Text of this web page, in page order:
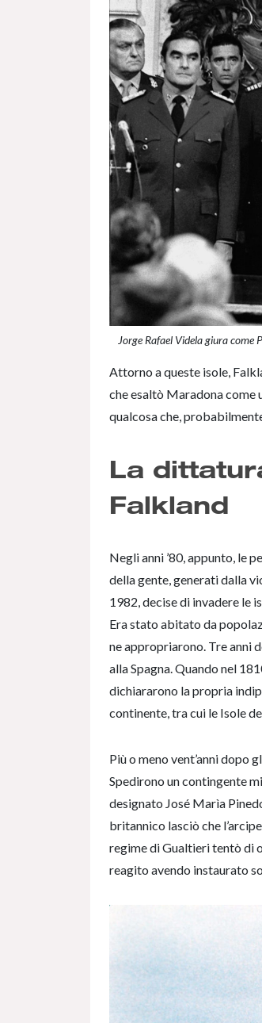
Jorge Rafael Videla giura
Attorno a queste isole,
che esaltò Maradona come
qualcosa che,
La
Falkland
Negli anni ’80, appunto, le
della gente, generati dalla
1982, decise di invadere le
Era stato abitato da
ne appropriarono. Tre anni
alla Spagna. Quando nel
dichiararono la propria
continente, tra cui le Isole
Più o meno vent’anni dopo
Spedirono un contingente
designato José Marìa
britannico lasciò che
regime di Gualtieri tentò di
reagito avendo instaurato